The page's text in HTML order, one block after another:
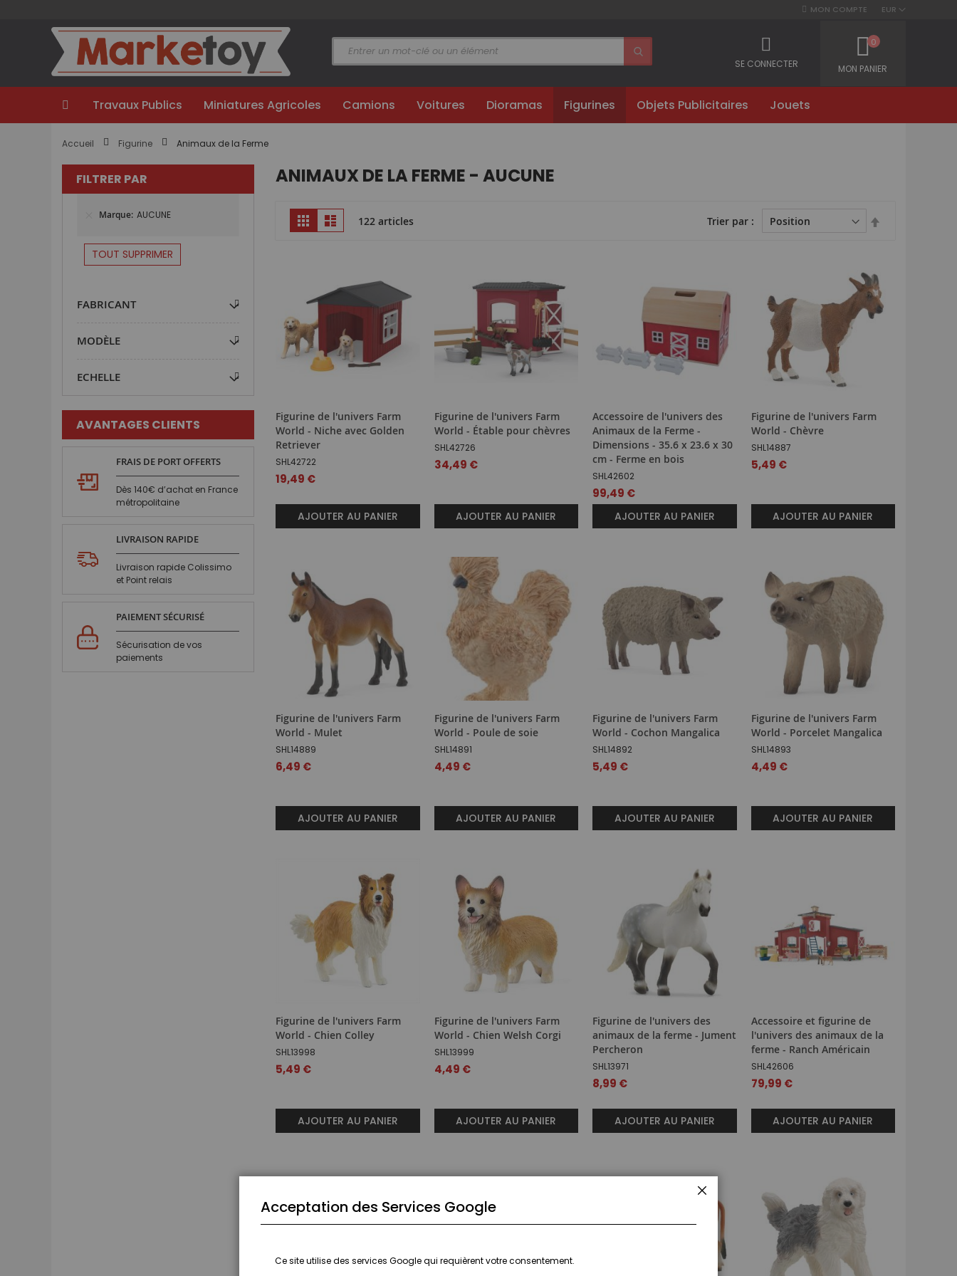
EUR
contenu
MON COMPTE
MON PANIER
0
SE CONNECTER
Travaux Publics Miniatures Agricoles Camions Voitures Dioramas Figurines Objets Publicitaires Jouets
Accueil Figurine Animaux de la Ferme
ANIMAUX DE LA FERME - AUCUNE
Afficher
en
Grille Liste 122 articles Trier par
Figurine de l'univers Farm
World - Niche avec Golden
Retriever
SHL42722
19,49 €
AJOUTER AU PANIER
Figurine de l'univers Farm
World - Étable pour chèvres
SHL42726
34,49 €
AJOUTER AU PANIER
Accessoire de l'univers des
Animaux de la Ferme -
Dimensions - 35.6 x 23.6 x 30
cm - Ferme en bois
SHL42602
99,49 €
AJOUTER AU PANIER
Figurine de l'univers Farm
World - Chèvre
SHL14887
5,49 €
AJOUTER AU PANIER
Figurine de l'univers Farm
World - Mulet
SHL14889
6,49 €
AJOUTER AU PANIER
Figurine de l'univers Farm
World - Poule de soie
SHL14891
4,49 €
AJOUTER AU PANIER
Figurine de l'univers Farm
World - Cochon Mangalica
SHL14892
5,49 €
AJOUTER AU PANIER
Figurine de l'univers Farm
World - Porcelet Mangalica
SHL14893
4,49 €
AJOUTER AU PANIER
Figurine de l'univers Farm
World - Chien Colley
SHL13998
5,49 €
AJOUTER AU PANIER
Figurine de l'univers Farm
World - Chien Welsh Corgi
SHL13999
4,49 €
AJOUTER AU PANIER
Figurine de l'univers des
animaux de la ferme - Jument
Percheron
SHL13971
8,99 €
AJOUTER AU PANIER
Accessoire et figurine de
l'univers des animaux de la
ferme - Ranch Américain
SHL42606
79,99 €
AJOUTER AU PANIER
FILTRER PAR
Marque AUCUNE
TOUT SUPPRIMER
FABRICANT
MODÈLE
ECHELLE
AVANTAGES CLIENTS
FRAIS DE PORT OFFERTS
Dès 140€ d’achat en France
métropolitaine
LIVRAISON RAPIDE
Livraison rapide Colissimo
et Point relais
PAIEMENT SÉCURISÉ
Sécurisation de vos
paiements
Acceptation des Services Google
Ce site utilise des services Google qui requièrent votre consentement.